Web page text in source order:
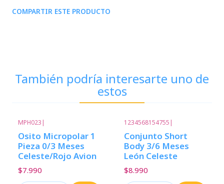
COMPARTIR ESTE PRODUCTO
También podría interesarte uno de
estos
MPH023 |
Osito Micropolar 1
Pieza 0/3 Meses
Celeste/Rojo Avion
$7.990
1234568154755 |
Conjunto Short
Body 3/6 Meses
León Celeste
$8.990